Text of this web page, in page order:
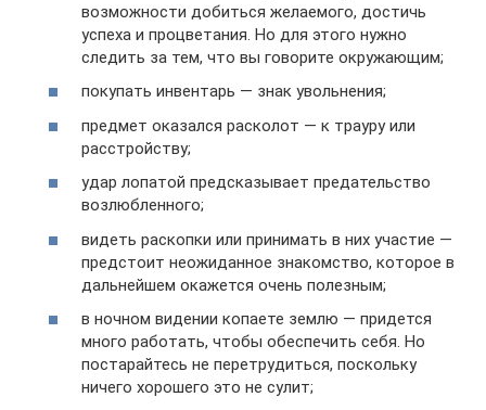
возможности добиться желаемого, достичь
успеха и процветания. Но для этого нужно
следить за тем, что вы говорите окружающим;
покупать инвентарь — знак увольнения;
предмет оказался расколот — к трауру или
расстройству;
удар лопатой предсказывает предательство
возлюбленного;
видеть раскопки или принимать в них участие —
предстоит неожиданное знакомство, которое в
дальнейшем окажется очень полезным;
в ночном видении копаете землю — придется
много работать, чтобы обеспечить себя. Но
постарайтесь не перетрудиться, поскольку
ничего хорошего это не сулит;